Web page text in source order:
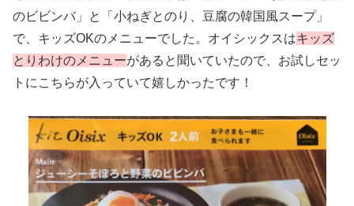
のビビンバ」と「小ねぎとのり、豆腐の韓国風スープ」
で、キッズOKのメニューでした。オイシックスはキッズ
とりわけのメニューがあると聞いていたので、お試しセッ
トにこちらが入っていて嬉しかったです！